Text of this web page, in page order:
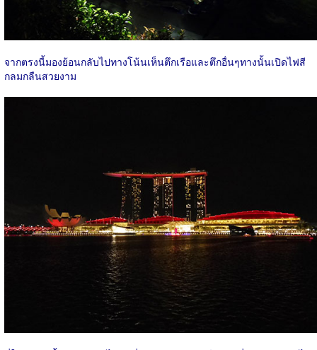
จากตรงนี้มองย้อนกลับไปทางโน้นเห็นตึกเรือและตึกอื่นๆทางนั้นเปิดไฟสี
กลมกลืนสวยงาม